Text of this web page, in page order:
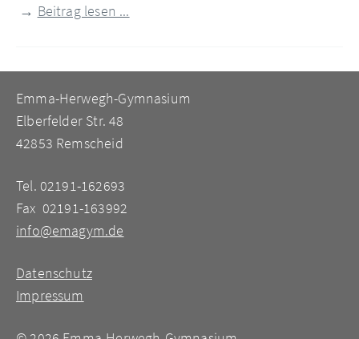
→ Beitrag lesen ...
Emma-Herwegh-Gymnasium
Elberfelder Str. 48
42853 Remscheid
Tel. 02191-162693
Fax 02191-163992
info@emagym.de
Datenschutz
Impressum